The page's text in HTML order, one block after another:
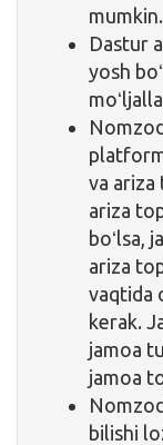
mumkin.
Dastur
yosh
va ariza
ariza
boʻlsa,
ariza
vaqtida
kerak.
jamoa
jamoa
bilishi